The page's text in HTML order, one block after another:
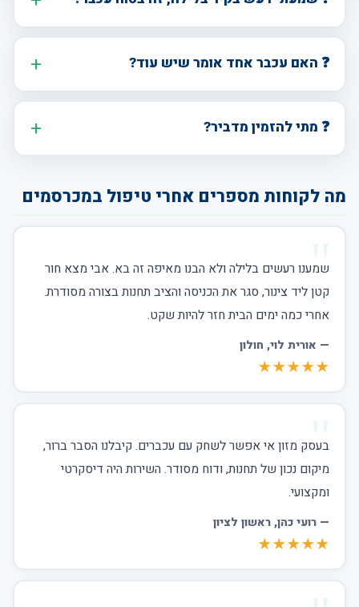
❓ האם עכבר אחד אומר שיש עוד?
❓ מתי להזמין מדביר?
מה לקוחות מספרים אחרי טיפול במכרסמים
שמענו רעשים בלילה ולא הבנו מאיפה זה בא. אבי מצא חור
קטן ליד צינור, סגר את הכניסה והציב תחנות בצורה מסודרת.
אחרי כמה ימים הבית חזר להיות שקט.
— אורית לוי, חולון
★★★★★
בעסק מזון אי אפשר לשחק עם עכברים. קיבלנו הסבר ברור,
מיקום נכון של תחנות, ודוח מסודר. השירות היה דיסקרטי
ומקצועי.
—רועי כהן, ראשון לציון
★★★★★